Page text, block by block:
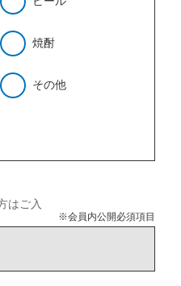
焼酎
その他
はご入
※会員内公開必須項目